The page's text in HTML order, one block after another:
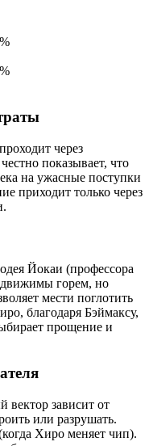
через
показывает, что
на ужасные поступки
приходит только через
Йокаи (профессора
движимы горем, но
мести поглотить
благодаря Бэймаксу,
прощение и
вектор зависит от
или разрушать.
Хиро меняет чип).